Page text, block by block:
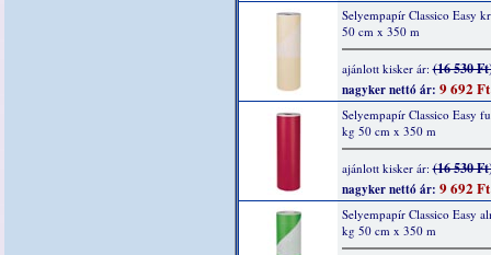
Selyempapír Classico Easy
50 cm x 350 m
ajánlott kisker ár:(16 530
nagyker nettó ár: 9 692 Ft
Selyempapír Classico Easy
kg 50 cm x 350 m
ajánlott kisker ár:(16 530
nagyker nettó ár: 9 692 Ft
Selyempapír Classico Easy
kg 50 cm x 350 m